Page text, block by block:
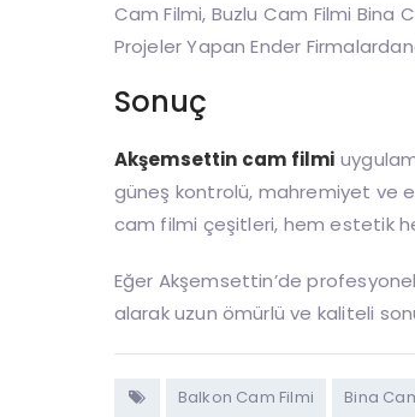
Cam Filmi, Buzlu Cam Filmi Bina
Projeler Yapan Ender
Sonuç
Akşemsettin cam filmi
güneş kontrolü, mahremiyet ve
cam filmi çeşitleri, hem estetik
Eğer Akşemsettin’de
alarak uzun ömürlü ve kaliteli
Balkon Cam Filmi Bina